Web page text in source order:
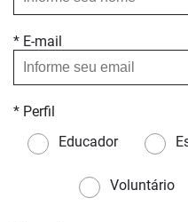
* E-mail
* Perfil
Educador
Voluntário